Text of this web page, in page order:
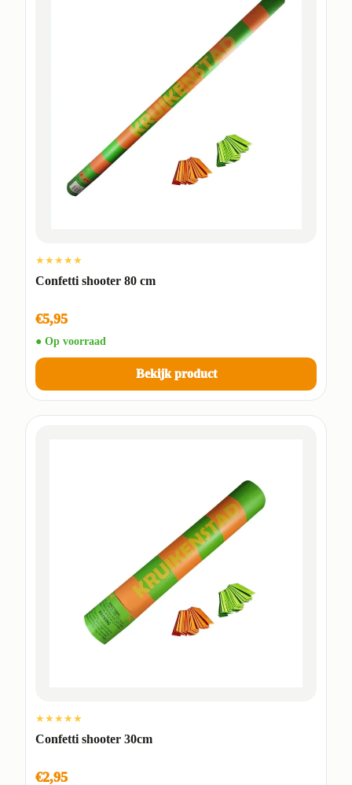
★★★★★
Confetti shooter 80 cm
€5,95
● Op voorraad
Bekijk product
★★★★★
Confetti shooter 30cm
€2,95